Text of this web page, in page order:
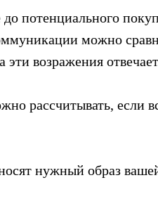
потенциального
можно
возражения
рассчитывать,
нужный образ